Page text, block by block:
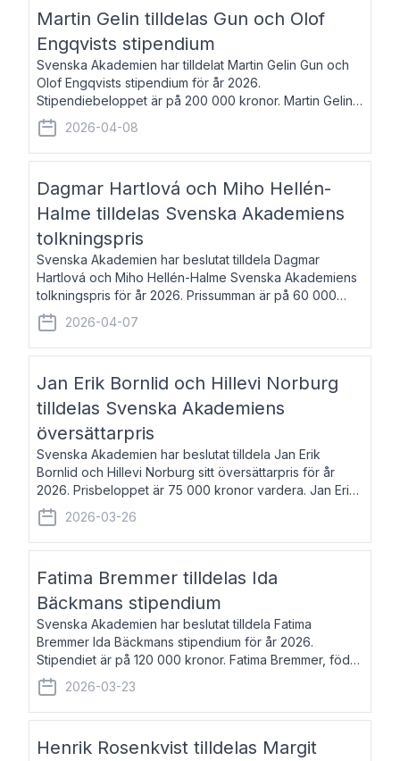
Martin Gelin tilldelas Gun och Olof
Engqvists stipendium
Svenska Akademien har tilldelat Martin Gelin Gun och
Olof Engqvists stipendium för år 2026.
Stipendiebeloppet är på 200 000 kronor. Martin Gelin,
född 1978, är journalist och författare. Han lever
numera i Paris men var under många år bosat
2026-04-08
Dagmar Hartlová och Miho Hellén-
Halme tilldelas Svenska Akademiens
tolkningspris
Svenska Akademien har beslutat tilldela Dagmar
Hartlová och Miho Hellén-Halme Svenska Akademiens
tolkningspris för år 2026. Prissumman är på 60 000
kronor var. Dagmar Hartlová, född 1951, översätter
huvudsakligen från svenska till tjeckiska
2026-04-07
Jan Erik Bornlid och Hillevi Norburg
tilldelas Svenska Akademiens
översättarpris
Svenska Akademien har beslutat tilldela Jan Erik
Bornlid och Hillevi Norburg sitt översättarpris för år
2026. Prisbeloppet är 75 000 kronor vardera. Jan Erik
Bornlid, född 1947, är översättare från tyska. Han är
främst känd för sina översät
2026-03-26
Fatima Bremmer tilldelas Ida
Bäckmans stipendium
Svenska Akademien har beslutat tilldela Fatima
Bremmer Ida Bäckmans stipendium för år 2026.
Stipendiet är på 120 000 kronor. Fatima Bremmer, född
1977, är journalist och författare. Hon utkom i fjol med
boken Ligan. Klarakvarterens blodsyst
2026-03-23
Henrik Rosenkvist tilldelas Margit